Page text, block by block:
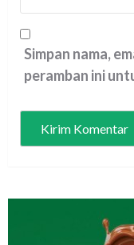
Simpan nama,
peramban ini